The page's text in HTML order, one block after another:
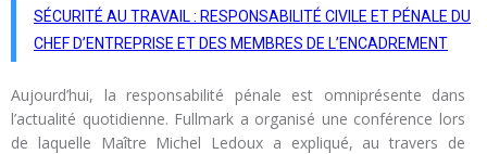
SÉCURITÉ AU TRAVAIL : RESPONSABILITÉ CIVILE ET PÉNALE DU
CHEF D’ENTREPRISE ET DES MEMBRES DE L’ENCADREMENT
Aujourd’hui, la responsabilité pénale est omniprésente dans
l’actualité quotidienne. Fullmark a organisé une conférence lors
de laquelle Maître Michel Ledoux a expliqué, au travers de